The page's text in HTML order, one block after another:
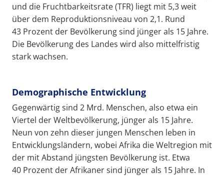
und die Fruchtbarkeitsrate (TFR) liegt mit 5,3 weit
über dem Reproduktionsniveau von 2,1. Rund
43 Prozent der Bevölkerung sind jünger als 15 Jahre.
Die Bevölkerung des Landes wird also mittelfristig
stark wachsen.
Demographische Entwicklung
Gegenwärtig sind 2 Mrd. Menschen, also etwa ein
Viertel der Weltbevölkerung, jünger als 15 Jahre.
Neun von zehn dieser jungen Menschen leben in
Entwicklungsländern, wobei Afrika die Weltregion mit
der mit Abstand jüngsten Bevölkerung ist. Etwa
40 Prozent der Afrikaner sind jünger als 15 Jahre. In